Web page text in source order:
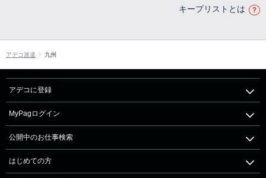
キープリストとは
アデコ派遣 九州
アデコに登録
MyPagログイン
公開中のお仕事検索
はじめての方